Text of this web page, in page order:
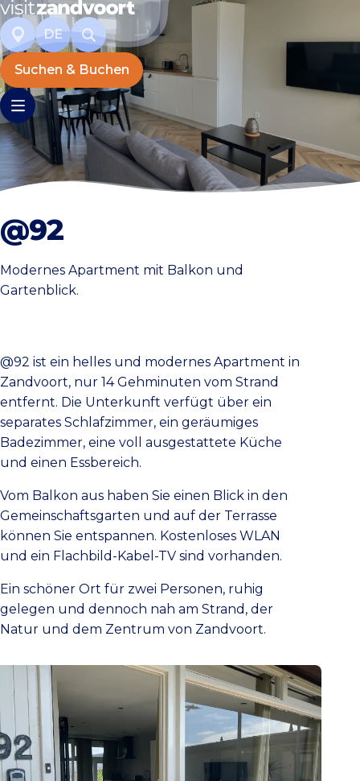
DE
Suchen & Buchen
@92
Modernes Apartment mit Balkon und
Gartenblick.
@92 ist ein helles und modernes Apartment in
Zandvoort, nur 14 Gehminuten vom Strand
entfernt. Die Unterkunft verfügt über ein
separates Schlafzimmer, ein geräumiges
Badezimmer, eine voll ausgestattete Küche
und einen Essbereich.
Vom Balkon aus haben Sie einen Blick in den
Gemeinschaftsgarten und auf der Terrasse
können Sie entspannen. Kostenloses WLAN
und ein Flachbild-Kabel-TV sind vorhanden.
Ein schöner Ort für zwei Personen, ruhig
gelegen und dennoch nah am Strand, der
Natur und dem Zentrum von Zandvoort.